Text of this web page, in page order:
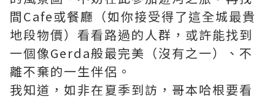
間Cafe或餐廳（如你接受得了這全城最貴
地段物價）看看路過的人群，或許能找到
一個像Gerda般最完美（沒有之一）、不
離不棄的一生伴侶。
我知道，如非在夏季到訪，哥本哈根要看